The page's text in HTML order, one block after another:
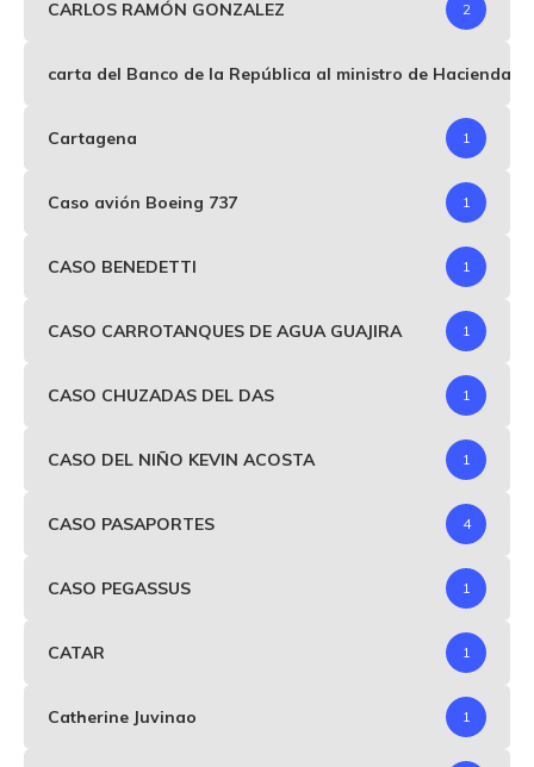
CARLOS RAMÓN GONZALEZ 2
carta del Banco de la República al ministro de Hacienda
Cartagena 1
Caso avión Boeing 737 1
CASO BENEDETTI 1
CASO CARROTANQUES DE AGUA GUAJIRA 1
CASO CHUZADAS DEL DAS 1
CASO DEL NIÑO KEVIN ACOSTA 1
CASO PASAPORTES 4
CASO PEGASSUS 1
CATAR 1
Catherine Juvinao 1